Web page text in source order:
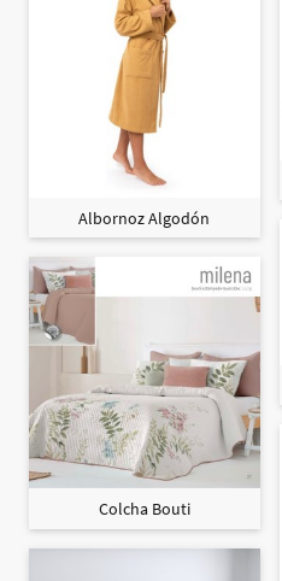
Albornoz Algodón
Colcha Bouti